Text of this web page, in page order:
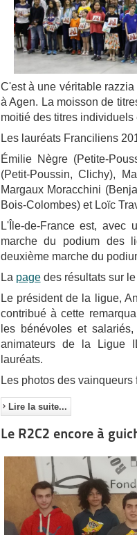
C'est à une véritable
à Agen. La moisson de
moitié des titres individuels
Les lauréats Franciliens
Émilie Nègre (Petite-
(Petit-Poussin, Clichy),
Margaux Moracchini
Bois-Colombes) et Loïc
L'Île-de-France est,
marche du podium des
deuxième marche du
La pagedes résultats sur
Le président de la ligue,
contribué à cette
les bénévoles et
animateurs de la Ligue
lauréats.
Les photos des vainqueurs
Lire la suite...
Le R2C2 encore à